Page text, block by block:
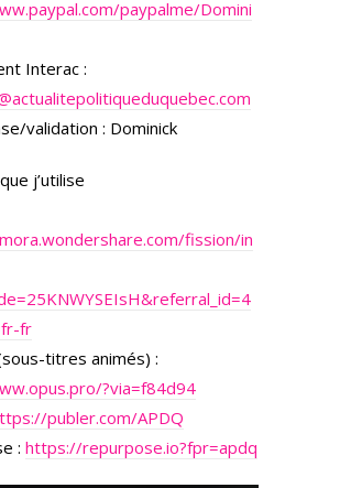
paypalme/Domini
Interac :
validation : Dominick
j’utilise
fission/in
fr
titres animés) :
?via=f84d94
publer.com/APDQ
: https://repurpose.io?fpr=apdq